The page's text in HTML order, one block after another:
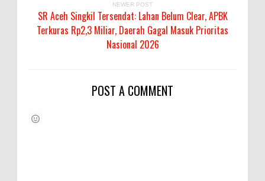
NEWER POST
SR Aceh Singkil Tersendat: Lahan Belum Clear, APBK
Terkuras Rp2,3 Miliar, Daerah Gagal Masuk Prioritas
Nasional 2026
POST A COMMENT